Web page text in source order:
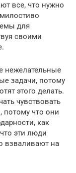
все, что нужно
для
своими
нежелательные
задачи, потому
этого делать.
чувствовать
что они
как
эти люди
взваливают на